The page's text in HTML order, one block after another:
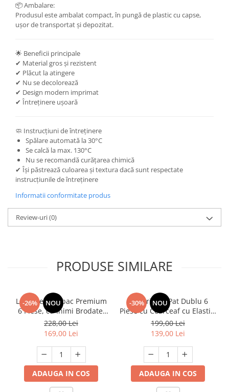
📦 Ambalare:
Produsul este ambalat compact, în pungă de plastic cu capse,
ușor de transportat și depozitat.
🌟 Beneficii principale
✔ Material gros și rezistent
✔ Plăcut la atingere
✔ Nu se decolorează
✔ Design modern imprimat
✔ Întreținere ușoară
🧼 Instrucțiuni de întreținere
Spălare automată la 30°C
Se calcă la max. 130°C
Nu se recomandă curățarea chimică
✔ Își păstrează culoarea și textura dacă sunt respectate
instrucțiunile de întreținere
Informatii conformitate produs
Review-uri(0)
PRODUSE SIMILARE
-26% NOU
Lenjerie Bumbac Premium
6 Piese, cu Inimi Brodate,
Turcoaz
228,00 Lei
169,00 Lei
ADAUGA IN COS
-30% NOU
Lenjerie de Pat Dublu 6
Piese cu Cearceaf cu Elastic,
Bumbac Finet Premium
199,00 Lei
139,00 Lei
ADAUGA IN COS